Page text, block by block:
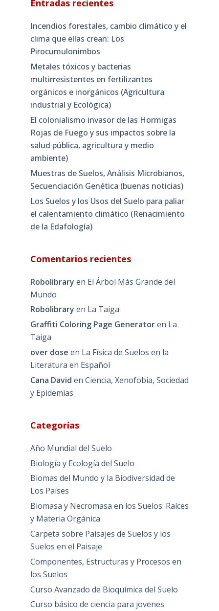
Entradas recientes
Incendios forestales, cambio climático y el
clima que ellas crean: Los
Pirocumulonimbos
Metales tóxicos y bacterias
multirresistentes en fertilizantes
orgánicos e inorgánicos (Agricultura
industrial y Ecológica)
El colonialismo invasor de las Hormigas
Rojas de Fuego y sus impactos sobre la
salud pública, agricultura y medio
ambiente)
Muestras de Suelos, Análisis Microbianos,
Secuenciación Genética (buenas noticias)
Los Suelos y los Usos del Suelo para paliar
el calentamiento climático (Renacimiento
de la Edafología)
Comentarios recientes
Robolibrary en El Árbol Más Grande del
Mundo
Robolibrary en La Taiga
Graffiti Coloring Page Generatoren La
Taiga
over dose en La Física de Suelos en la
Literatura en Español
Cana David en Ciencia, Xenofobia, Sociedad
y Epidemias
Categorías
Año Mundial del Suelo
Biología y Ecología del Suelo
Biomas del Mundo y la Biodiversidad de
Los Países
Biomasa y Necromasa en los Suelos: Raíces
y Materia Orgánica
Carpeta sobre Paisajes de Suelos y los
Suelos en el Paisaje
Componentes, Estructuras y Procesos en
los Suelos
Curso Avanzado de Bioquímica del Suelo
Curso básico de ciencia para jovenes